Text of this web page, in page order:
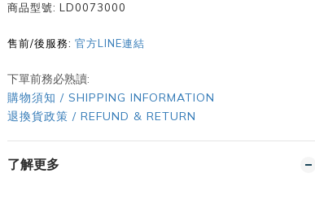
商品型號: LD0073000
售前/後服務: 官方LINE連結
下單前務必熟讀:
購物須知 / SHIPPING INFORMATION
退換貨政策 / REFUND & RETURN
了解更多